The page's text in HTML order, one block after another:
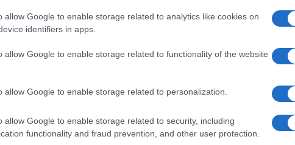
allow Google to enable storage related to analytics like cookies on
identifiers in apps.
allow Google to enable storage related to functionality of the website
allow Google to enable storage related to personalization.
allow Google to enable storage related to security, including
functionality and fraud prevention, and other user protection.
un modello chiave
lunga e affusolata emerge come uno dei
pensata per essere portata con
a look diurno e serali.
design privo di manici, la pochette lunga
untailleurelegante o un abito da sera.